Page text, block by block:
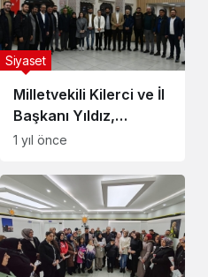
Milletvekili Kilerci ve İl
Başkanı Yıldız,
Sahurda Basın
Araya Geldi
Siyaset
1 yıl önce